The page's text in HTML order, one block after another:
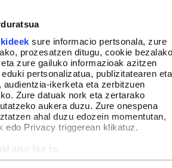
sure informacio pertsonala, zure
prozesatzen ditugu, cookie bezalako
zure gailuko informazioak azitzen
pertsonalizatua, publizitatearen eta
audientzia-ikerketa eta zerbitzuen
Zure datuak nork eta zertarako
aukera duzu. Zure onespena
ahal duzu edozein momentutan,
edo Privacy triggerean klikatuz.
also like to:
about your geographical location